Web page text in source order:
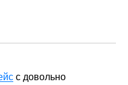
с довольно